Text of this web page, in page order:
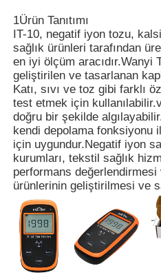
1Ürün Tanıtımı
IT-10, negatif iyon tozu,
sağlık ürünleri tarafından
en iyi ölçüm aracıdır.Wanyi
geliştirilen ve tasarlanan
Katı, sıvı ve toz gibi farklı
test etmek için
doğru bir şekilde
kendi depolama fonksiyonu
için uygundur.Negatif iyon
kurumları, tekstil sağlık
performans
ürünlerinin geliştirilmesi ve